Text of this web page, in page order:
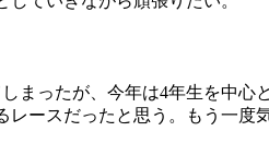
まったが、今年は4年生を中
レースだったと思う。もう一度